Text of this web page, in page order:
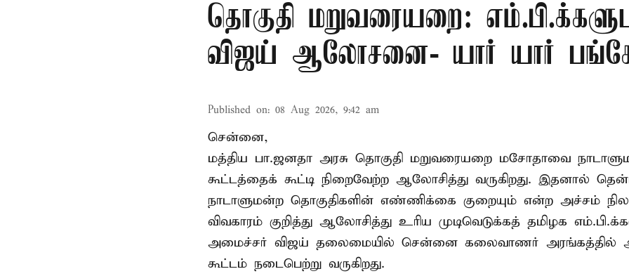
தொகுதி மறுவரையறை:
விஜய் ஆலோசனை- யார் யார்
Published on: 08 Aug 2026, 9:42 am
சென்னை,
மத்திய பா.ஜனதா அரசு தொகுதி மறுவரையறை மசோதாவை
கூட்டத்தைக் கூட்டி நிறைவேற்ற ஆலோசித்து வருகிறது. இதனால்
நாடாளுமன்ற தொகுதிகளின் எண்ணிக்கை குறையும் என்ற அச்சம்
விவகாரம் குறித்து ஆலோசித்து உரிய முடிவெடுக்கத் தமிழக
அமைச்சர் விஜய் தலைமையில் சென்னை கலைவாணர்
கூட்டம் நடைபெற்று வருகிறது.